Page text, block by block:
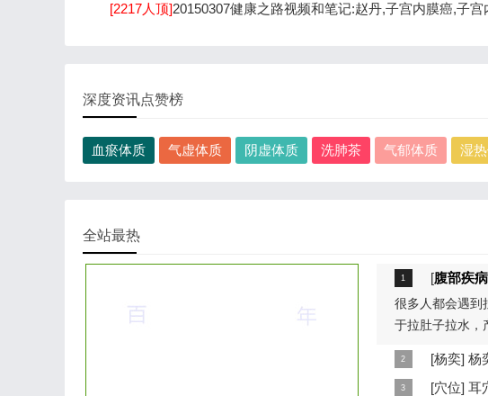
[2217人顶]20150307健康之路视频和笔记:赵丹,子宫内膜癌,子
深度资讯点赞榜
血瘀体质 气虚体质 阴虚体质 洗肺茶 气郁体质 湿
全站最热
[腹部疾病
很多人都会遇到
于拉肚子拉水，
[杨奕] 杨
本页提供杨奕
[穴位] 耳